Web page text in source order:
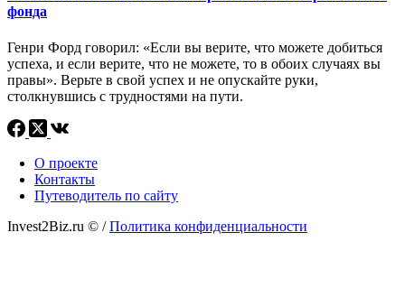
фонда
Генри Форд говорил: «Если вы верите, что можете добиться
успеха, и если верите, что не можете, то в обоих случаях вы
правы». Верьте в свой успех и не опускайте руки,
столкнувшись с трудностями на пути.
О проекте
Контакты
Путеводитель по сайту
Invest2Biz.ru © /Политика конфиденциальности